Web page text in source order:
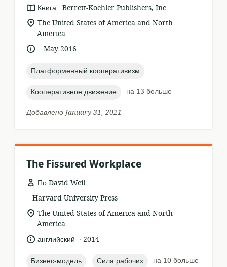
формат
ресурса:
Книга .
издатель:
Berrett-Koehler Publishers, Inc
актуальное
местонахождение:
The United States of America and North
America
язык:.
опубликовано
May 2016
topic:
Платформенный кооперативизм
topic:
Кооперативное движение
на 13 больше
Добавлено January 31, 2021
The Fissured Workplace
По David Weil
формат
ресурса:
.
издатель:
Harvard University Press
актуальное
местонахождение:
The United States of America and North
America
язык:английский .
опубликовано
2014
topic:
Бизнес-модель topic:
Сила рабочих
на 10 больше